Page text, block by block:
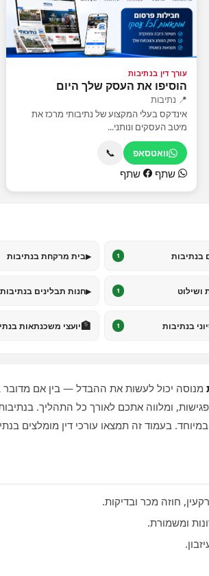
עורך דין בנתיבות
הוסיפו את העסק שלך היום
📍 נתיבות
אינדקס בעלי המקצוע של נתיבותי מרכז את
מיטב העסקים ונותני...
וואטסאפ 📞
שתף שתף
בנתיבות 1
▸בית מרקחת בנתיבות
ושילוט 1
▸חנות תבלינים בנתיבות
בנתיבות 1
🏦יועצי משכנתאות
מנוסה יכול לעשות את ההבדל — בין אם מדובר
ומלווה אתכם לאורך כל התהליך.
בעמוד זה תמצאו עורכי דין מומלצים
חוזה מכר ובדיקות.
ומשמורת.